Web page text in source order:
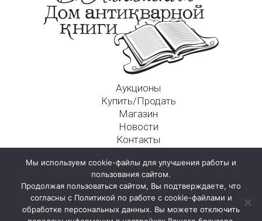
Аукционы
Купить/Продать
Магазин
Новости
Контакты
125009, г. Москва, Никитский пер., д. 4а, стр. 1
Мы используем cookie-файлы для улучшения работы и
пользования сайтом.
Продолжая пользоваться сайтом, Вы подтверждаете, что
согласны с Политикой по работе с cookie-файлами и
обработке персональных данных. Вы можете отключить